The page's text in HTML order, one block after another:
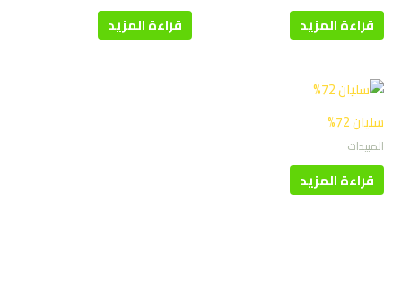
قراءة المزيد قراءة المزيد
سليان 72%
المبيدات
قراءة المزيد